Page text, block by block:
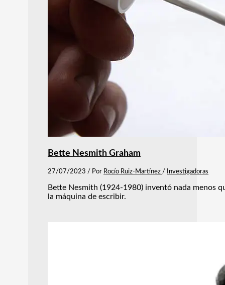
Bette Nesmith Graham
27/07/2023 / Por Rocío Ruiz-Martínez / Investigadoras
Bette Nesmith (1924-1980) inventó nada menos
la máquina de escribir.